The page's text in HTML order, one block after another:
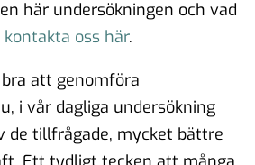
här undersökningen och vad
kontakta oss här.
att genomföra
i vår dagliga undersökning
de tillfrågade, mycket bättre